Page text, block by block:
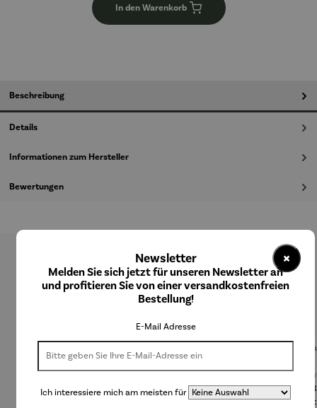
In den Warenkorb
Beschreibung
Details
Informationen zum Hersteller
Bewertungen
Produktgalerie überspringen
Kunden kauften auch
×
Newsletter
Melden Sie sich jetzt für unseren Newsletter an
und profitieren Sie von einer versandkostenfreien
Bestellung!
E-Mail Adresse
Ich interessiere mich am meisten für